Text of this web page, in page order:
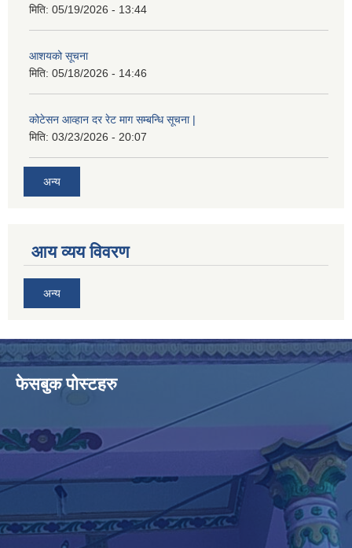
मिति: 05/19/2026 - 13:44
आशयको सूचना
मिति: 05/18/2026 - 14:46
कोटेसन आव्हान दर रेट माग सम्बन्धि सूचना |
मिति: 03/23/2026 - 20:07
अन्य
आय व्यय विवरण
अन्य
फेसबुक पोस्टहरु